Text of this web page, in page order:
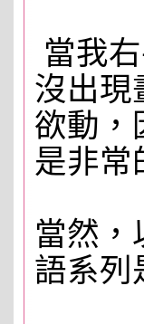
當我
沒出現
欲動，
是非常
當然，
語系列